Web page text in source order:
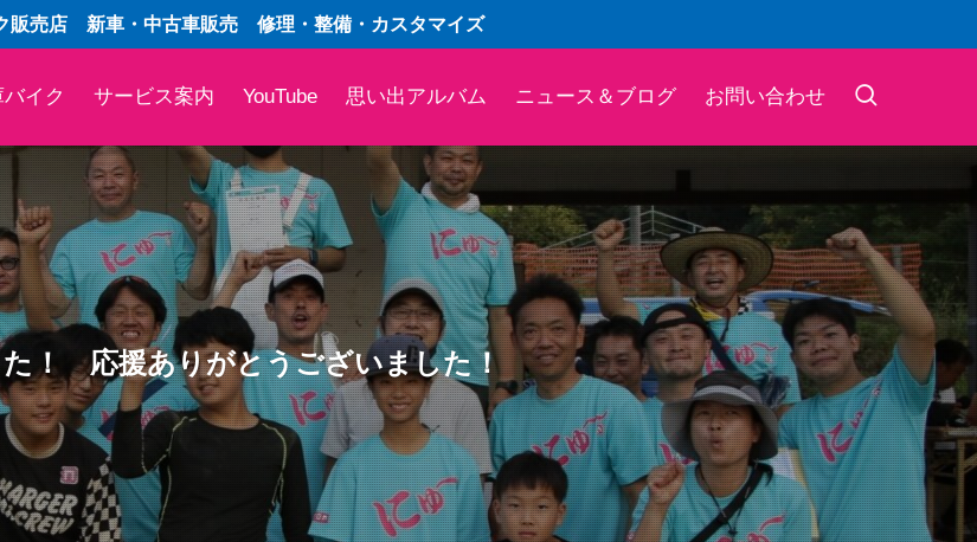
販売店 新車・中古車販売 修理・整備・カスタマイズ
イク サービス案内 YouTube 思い出アルバム ニュース＆ブログ お問い合わせ
た！ 応援ありがとうございました！